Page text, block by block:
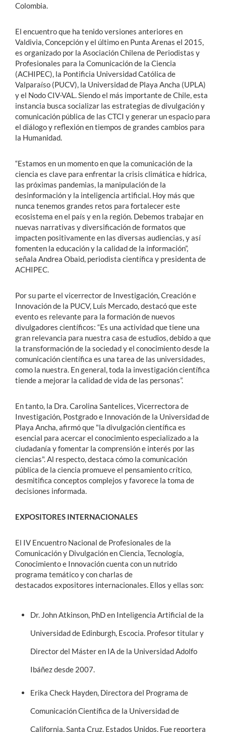
Colombia.
El encuentro que ha tenido versiones anteriores en
Valdivia, Concepción y el último en Punta Arenas el 2015,
es organizado por la Asociación Chilena de Periodistas y
Profesionales para la Comunicación de la Ciencia
(ACHIPEC), la Pontificia Universidad Católica de
Valparaíso (PUCV), la Universidad de Playa Ancha (UPLA)
y el Nodo CIV-VAL. Siendo el más importante de Chile, esta
instancia busca socializar las estrategias de divulgación y
comunicación pública de las CTCI y generar un espacio para
el diálogo y reflexión en tiempos de grandes cambios para
la Humanidad.
“Estamos en un momento en que la comunicación de la
ciencia es clave para enfrentar la crisis climática e hídrica,
las próximas pandemias, la manipulación de la
desinformación y la inteligencia artificial. Hoy más que
nunca tenemos grandes retos para fortalecer este
ecosistema en el país y en la región. Debemos trabajar en
nuevas narrativas y diversificación de formatos que
impacten positivamente en las diversas audiencias, y así
fomenten la educación y la calidad de la información”,
señala Andrea Obaid, periodista científica y presidenta de
ACHIPEC.
Por su parte el vicerrector de Investigación, Creación e
Innovación de la PUCV, Luis Mercado, destacó que este
evento es relevante para la formación de nuevos
divulgadores científicos: “Es una actividad que tiene una
gran relevancia para nuestra casa de estudios, debido a que
la transformación de la sociedad y el conocimiento desde la
comunicación científica es una tarea de las universidades,
como la nuestra. En general, toda la investigación científica
tiende a mejorar la calidad de vida de las personas”.
En tanto, la Dra. Carolina Santelices, Vicerrectora de
Investigación, Postgrado e Innovación de la Universidad de
Playa Ancha, afirmó que "la divulgación científica es
esencial para acercar el conocimiento especializado a la
ciudadanía y fomentar la comprensión e interés por las
ciencias". Al respecto, destaca cómo la comunicación
pública de la ciencia promueve el pensamiento crítico,
desmitifica conceptos complejos y favorece la toma de
decisiones informada.
EXPOSITORES INTERNACIONALES
El IV Encuentro Nacional de Profesionales de la
Comunicación y Divulgación en Ciencia, Tecnología,
Conocimiento e Innovación cuenta con un nutrido
programa temático y con charlas de
destacados expositores internacionales. Ellos y ellas son:
Dr. John Atkinson, PhD en Inteligencia Artificial de la
Universidad de Edinburgh, Escocia. Profesor titular y
Director del Máster en IA de la Universidad Adolfo
Ibáñez desde 2007.
Erika Check Hayden, Directora del Programa de
Comunicación Científica de la Universidad de
California, Santa Cruz, Estados Unidos. Fue reportera